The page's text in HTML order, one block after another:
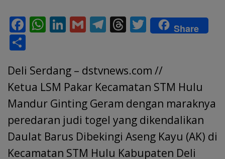
F
b
o
o
k
W
s
A
p
p
Li
e
dI
n
G
l
T
gr
a
m
T
a
d
s
T
w
er
Share
ar
e
Deli Serdang – dstvnews.com //
Ketua LSM Pakar Kecamatan STM Hulu
Mandur Ginting Geram dengan maraknya
peredaran judi togel yang dikendalikan
Daulat Barus Dibekingi Aseng Kayu (AK) di
Kecamatan STM Hulu Kabupaten Deli